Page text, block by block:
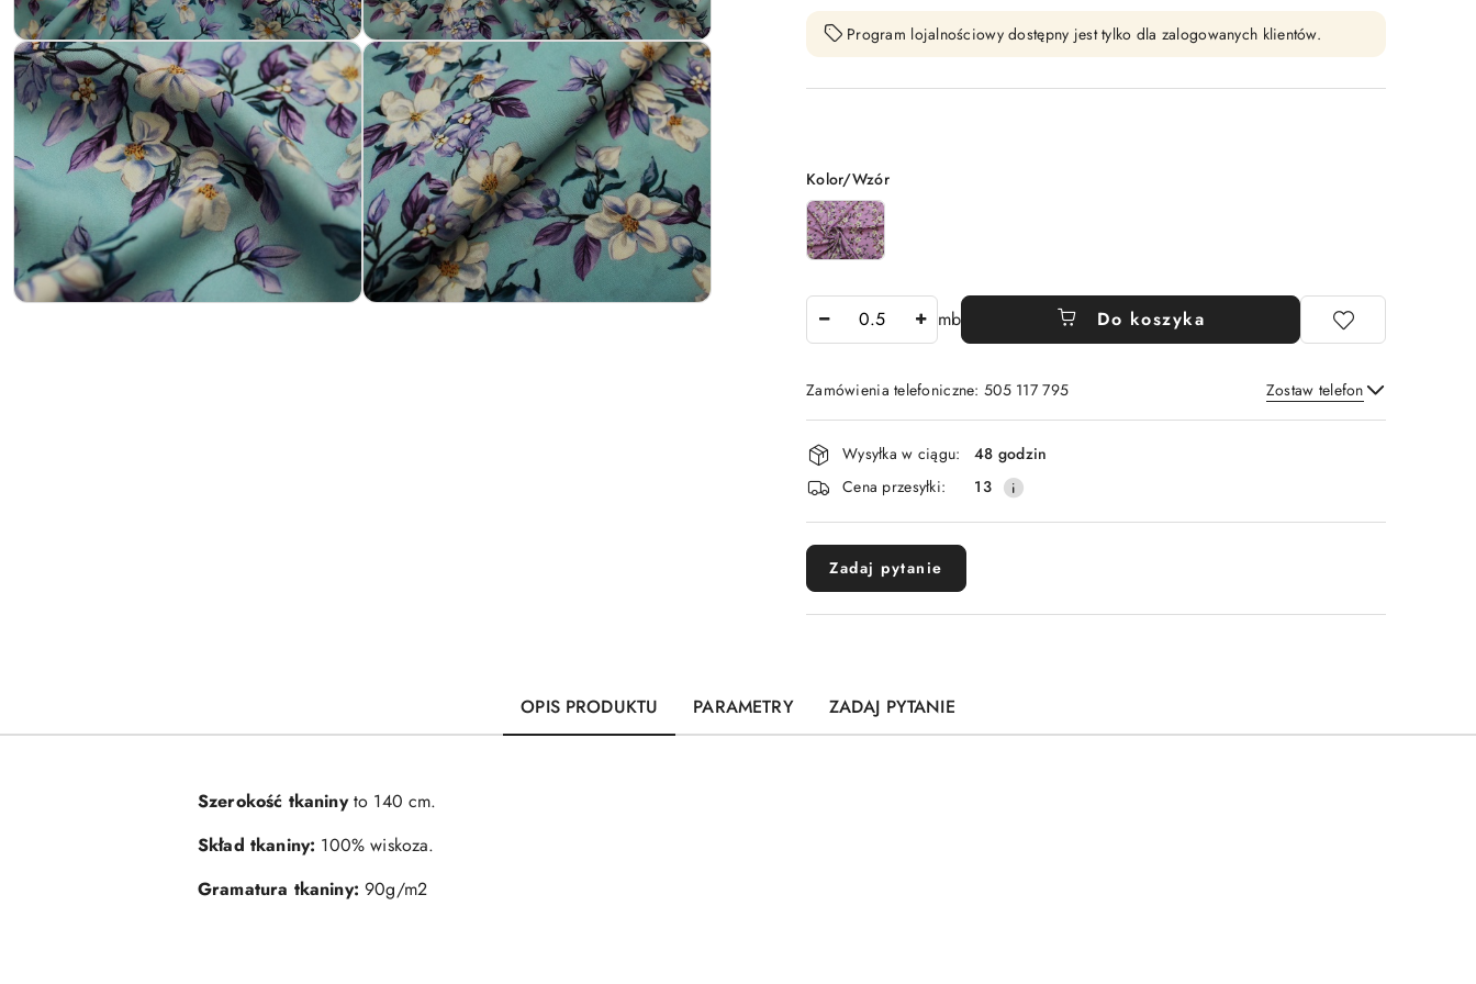
Program lojalnościowy dostępny jest tylko dla zalogowanych klientów.
Wariant
Kolor/Wzór
mb Do koszyka
Zamówienia telefoniczne: 505 117 795 Zostaw telefon
Wyślij
Dostępność
i
dostawa
Wysyłka w ciągu:
48 godzin
Cena przesyłki:
13
Zadaj pytanie
OPIS PRODUKTU PARAMETRY ZADAJ PYTANIE
Szerokość tkaniny to 140 cm.
Skład tkaniny: 100% wiskoza.
Gramatura tkaniny: 90g/m2